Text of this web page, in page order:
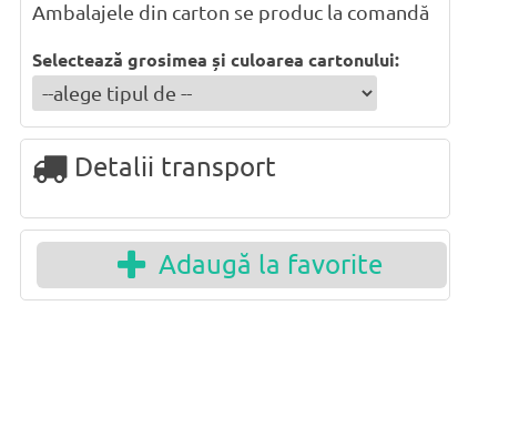
Ambalajele din carton se produc la comandă
Selectează grosimea și culoarea cartonului:
Detalii transport
Adaugă la favorite